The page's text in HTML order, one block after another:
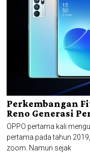
Perkembangan
Reno Generasi
OPPO pertama kali
pertama pada tahun
zoom. Namun sejak